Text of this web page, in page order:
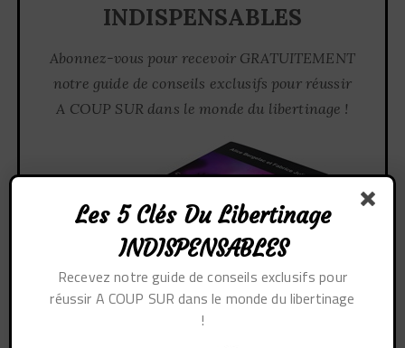
INDISPENSABLES
Abonnez-vous pour recevoir GRATUITEMENT
notre guide de conseils exclusifs pour réussir
A COUP SUR dans le monde du libertinage !
Les 5 Clés Du Libertinage
INDISPENSABLES
Recevez notre guide de conseils exclusifs pour
réussir A COUP SUR dans le monde du libertinage
!